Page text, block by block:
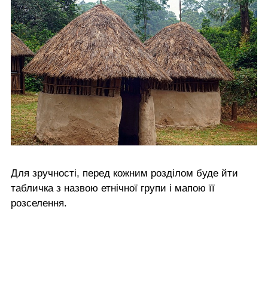
Для зручності, перед кожним розділом буде йти
табличка з назвою етнічної групи і мапою її
розселення.